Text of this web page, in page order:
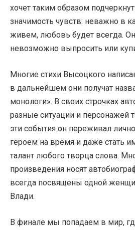
хочет таким образом
значимость чувств: неважно в
живем, любовь будет всегда.
невозможно выпросить или
Многие стихи Высоцкого
в дальнейшем они получат
монологи». В своих строчках
разные ситуации и персонажей
эти события он переживал
героем на время и даже стать
талант любого творца слова.
произведения носят
всегда посвящены одной
Влади.
В финале мы попадаем в мир,